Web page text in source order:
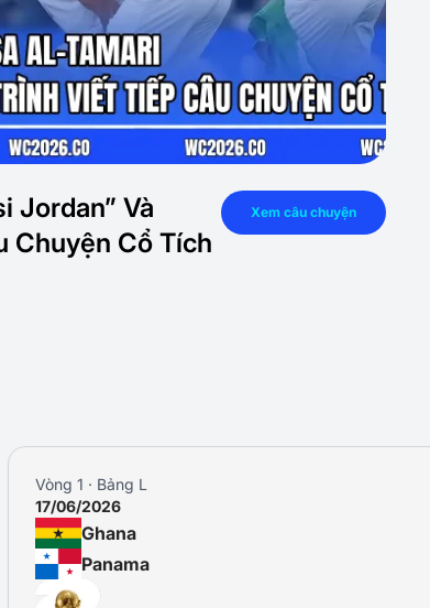
Jordan” Và
Chuyện Cổ Tích
Xem câu chuyện
Vòng 1 · Bảng L
17/06/2026
Ghana
Panama